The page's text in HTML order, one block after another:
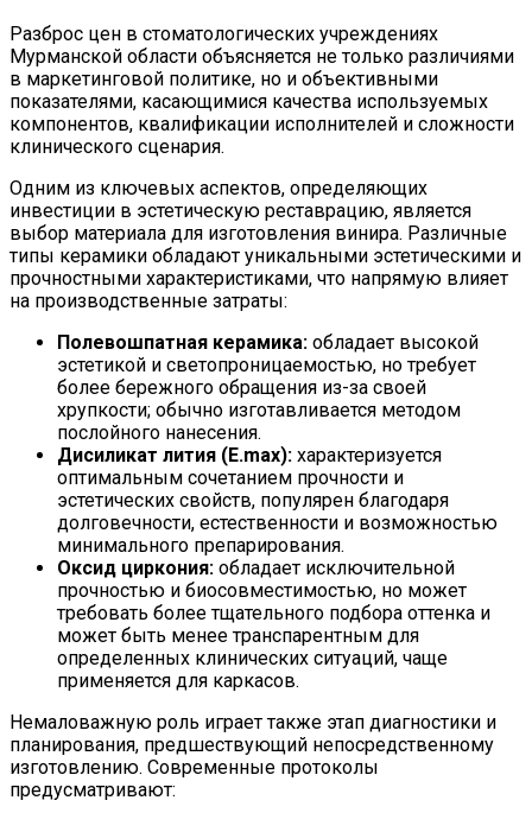
Разброс цен в стоматологических учреждениях
Мурманской области объясняется не только различиями
в маркетинговой политике, но и объективными
показателями, касающимися качества используемых
компонентов, квалификации исполнителей и сложности
клинического сценария.
Одним из ключевых аспектов, определяющих
инвестиции в эстетическую реставрацию, является
выбор материала для изготовления винира. Различные
типы керамики обладают уникальными эстетическими и
прочностными характеристиками, что напрямую влияет
на производственные затраты:
Полевошпатная керамика: обладает высокой
эстетикой и светопроницаемостью, но требует
более бережного обращения из-за своей
хрупкости; обычно изготавливается методом
послойного нанесения.
Дисиликат лития (E.max): характеризуется
оптимальным сочетанием прочности и
эстетических свойств, популярен благодаря
долговечности, естественности и возможностью
минимального препарирования.
Оксид циркония: обладает исключительной
прочностью и биосовместимостью, но может
требовать более тщательного подбора оттенка и
может быть менее транспарентным для
определенных клинических ситуаций, чаще
применяется для каркасов.
Немаловажную роль играет также этап диагностики и
планирования, предшествующий непосредственному
изготовлению. Современные протоколы
предусматривают: